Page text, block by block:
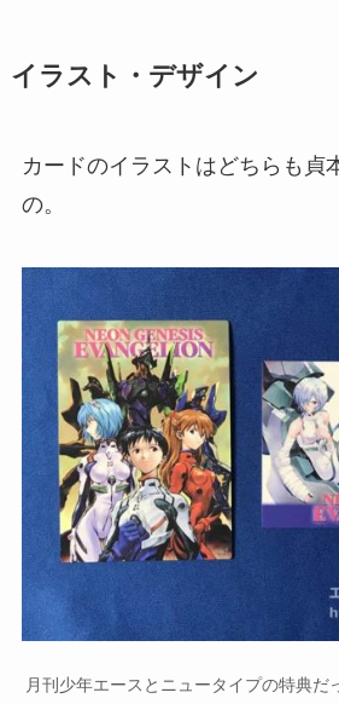
イラスト・デザイン
カードのイラストはどちらも貞
の。
月刊少年エースとニュータイプの特典だ